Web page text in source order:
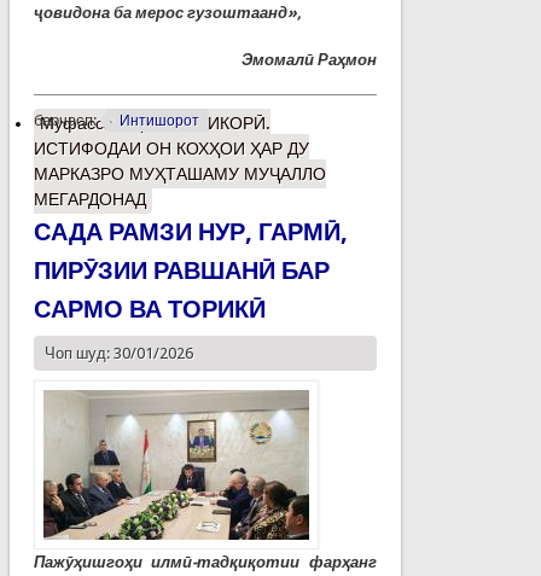
ҷовидона ба мерос гузоштаанд»,
Эмомалӣ Раҳмон
барчасп: Интишорот
Муфассалтаро КОШИКОРӢ.
ИСТИФОДАИ ОН КОХҲОИ ҲАР ДУ
МАРКАЗРО МУҲТАШАМУ МУҶАЛЛО
МЕГАРДОНАД
САДА РАМЗИ НУР, ГАРМӢ,
ПИРӮЗИИ РАВШАНӢ БАР
САРМО ВА ТОРИКӢ
Чоп шуд: 30/01/2026
Пажӯҳишгоҳи илмӣ-тадқиқотии фарҳанг